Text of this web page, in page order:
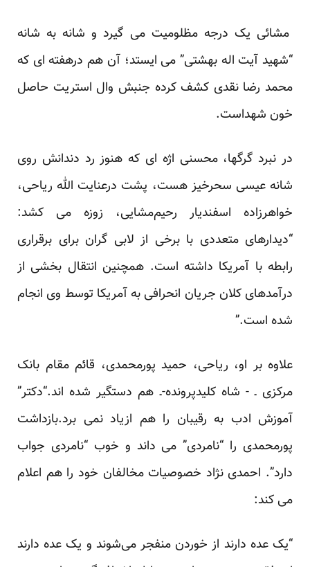
مشائی یک درجه مظلومیت می گیرد و شانه به شانه
“شهید آیت اله بهشتی” می ایستد؛ آن هم درهفته ای که
محمد رضا نقدی کشف کرده جنبش وال استریت حاصل
خون شهداست.
در نبرد گرگها، محسنی اژه ای که هنوز رد دندانش روی
شانه عیسی سحرخیز هست، پشت درعنایت الله ریاحی،
خواهرزاده اسفندیار رحیم‌مشایی، زوزه می کشد:
“دیدارهای متعددی با برخی از لابی گران برای برقراری
رابطه با آمریکا داشته است. همچنین انتقال بخشی از
درآمدهای کلان جریان انحرافی به آمریکا توسط وی انجام
شده است.”
علاوه بر او، ریاحی، حمید پورمحمدی، قائم مقام بانک
مرکزی ـ - شاه کلیدپرونده-ـ هم دستگیر شده اند.“دکتر”
آموزش ادب به رقیبان را هم ازیاد نمی برد.بازداشت
پورمحمدی را “نامردی” می داند و خوب “نامردی جواب
دارد”. احمدی نژاد خصوصیات مخالفان خود را هم اعلام
می کند:
“یک عده دارند از خوردن منفجر می‌شوند و یک عده دارند